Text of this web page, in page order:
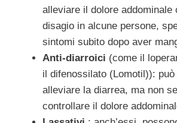
alleviare il dolore addominale
disagio in alcune persone,
sintomi subito dopo aver
Anti-diarroici (come il
il difenossilato (Lomotil)):
alleviare la diarrea, ma non
controllare il dolore